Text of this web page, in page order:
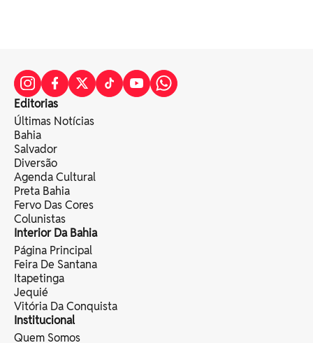
Editorias
Últimas Notícias
Bahia
Salvador
Diversão
Agenda Cultural
Preta Bahia
Fervo Das Cores
Colunistas
Interior Da Bahia
Página Principal
Feira De Santana
Itapetinga
Jequié
Vitória Da Conquista
Institucional
Quem Somos